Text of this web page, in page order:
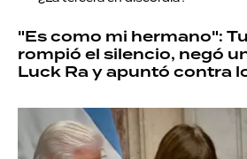
"Es como mi hermano":
rompió el silencio, negó
Luck Ra y apuntó contra